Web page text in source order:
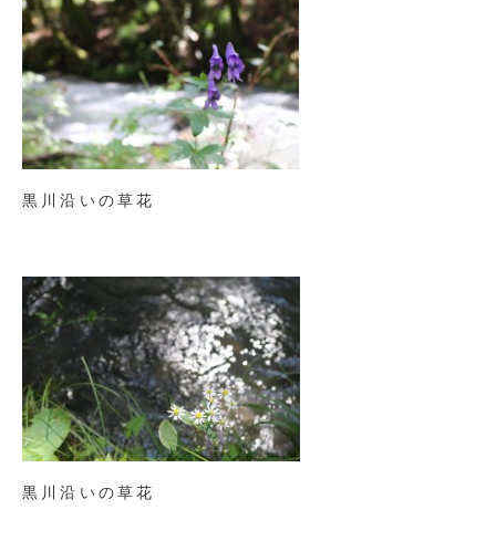
黒川沿いの草花
黒川沿いの草花